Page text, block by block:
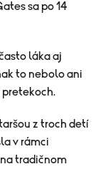
sa po 14
láka aj
to nebolo ani
z troch detí
v rámci
tradičnom